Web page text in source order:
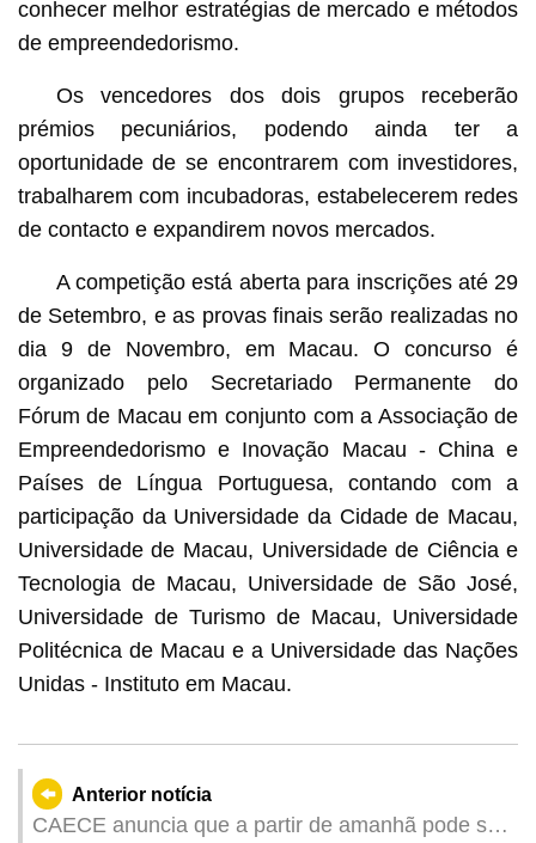
conhecer melhor estratégias de mercado e métodos
de empreendedorismo.
Os vencedores dos dois grupos receberão
prémios pecuniários, podendo ainda ter a
oportunidade de se encontrarem com investidores,
trabalharem com incubadoras, estabelecerem redes
de contacto e expandirem novos mercados.
A competição está aberta para inscrições até 29
de Setembro, e as provas finais serão realizadas no
dia 9 de Novembro, em Macau. O concurso é
organizado pelo Secretariado Permanente do
Fórum de Macau em conjunto com a Associação de
Empreendedorismo e Inovação Macau - China e
Países de Língua Portuguesa, contando com a
participação da Universidade da Cidade de Macau,
Universidade de Macau, Universidade de Ciência e
Tecnologia de Macau, Universidade de São José,
Universidade de Turismo de Macau, Universidade
Politécnica de Macau e a Universidade das Nações
Unidas - Instituto em Macau.
Anterior notícia
CAECE anuncia que a partir de amanhã pode ser